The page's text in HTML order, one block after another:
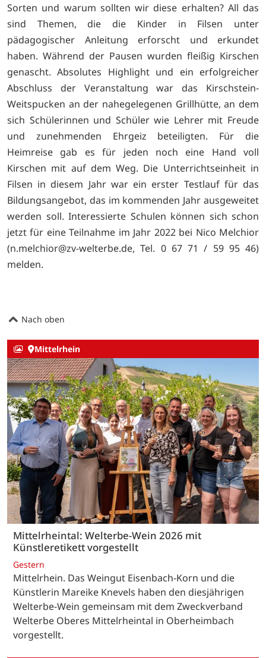
Sorten und warum sollten wir diese erhalten? All das
sind Themen, die die Kinder in Filsen unter
pädagogischer Anleitung erforscht und erkundet
haben. Während der Pausen wurden fleißig Kirschen
genascht. Absolutes Highlight und ein erfolgreicher
Abschluss der Veranstaltung war das Kirschstein-
Weitspucken an der nahegelegenen Grillhütte, an dem
sich Schülerinnen und Schüler wie Lehrer mit Freude
und zunehmenden Ehrgeiz beteiligten. Für die
Heimreise gab es für jeden noch eine Hand voll
Kirschen mit auf dem Weg. Die Unterrichtseinheit in
Filsen in diesem Jahr war ein erster Testlauf für das
Bildungsangebot, das im kommenden Jahr ausgeweitet
werden soll. Interessierte Schulen können sich schon
jetzt für eine Teilnahme im Jahr 2022 bei Nico Melchior
(n.melchior@zv-welterbe.de, Tel. 0 67 71 / 59 95 46)
melden.
Nach oben
Mittelrhein
Mittelrheintal: Welterbe-Wein 2026 mit
Künstleretikett vorgestellt
Gestern
Mittelrhein. Das Weingut Eisenbach-Korn und die
Künstlerin Mareike Knevels haben den diesjährigen
Welterbe-Wein gemeinsam mit dem Zweckverband
Welterbe Oberes Mittelrheintal in Oberheimbach
vorgestellt.